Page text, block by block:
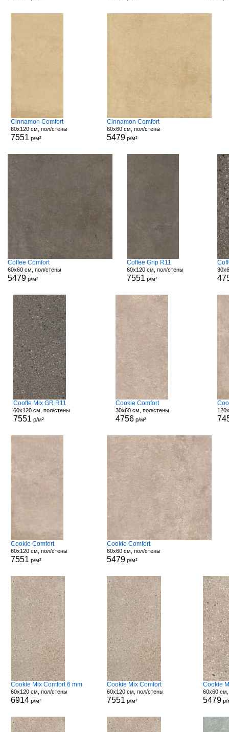
Cinnamon Comfort
60x120 см, пол/стены
7551 р/м²
Cinnamon Comfort
60x60 см, пол/стены
5479 р/м²
Coffee Comfort
60x60 см, пол/стены
5479 р/м²
Coffee Grip R11
60x120 см, пол/стены
7551 р/м²
Cooffe Mix GR R11
60x120 см, пол/стены
7551 р/м²
Cookie Comfort
30x60 см, пол/стены
4756р/м²
Cookie Comfort
60x120 см, пол/стены
7551 р/м²
Cookie Comfort
60x60 см, пол/стены
5479 р/м²
Cookie Mix Comfort 6 mm
60x120 см, пол/стены
6914р/м²
Cookie Mix Comfort
60x120 см, пол/стены
7551 р/м²
Cookie
60x60
5479 р/